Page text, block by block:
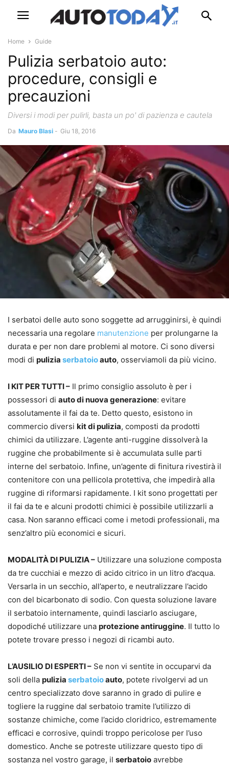
Home Guide
Pulizia serbatoio auto:
procedure, consigli e
precauzioni
Diversi i modi per pulirli, basta un po' di pazienza e cautela
Da Mauro Blasi - Giu 18, 2016
I serbatoi delle auto sono soggette ad arrugginirsi, è quindi
necessaria una regolare manutenzione per prolungarne la
durata e per non dare problemi al motore. Ci sono diversi
modi di pulizia serbatoioauto, osserviamoli da più vicino.
I KIT PER TUTTI – Il primo consiglio assoluto è per i
possessori di auto di nuova generazione: evitare
assolutamente il fai da te. Detto questo, esistono in
commercio diversi kit di pulizia, composti da prodotti
chimici da utilizzare. L’agente anti-ruggine dissolverà la
ruggine che probabilmente si è accumulata sulle parti
interne del serbatoio. Infine, un’agente di finitura rivestirà il
contenitore con una pellicola protettiva, che impedirà alla
ruggine di riformarsi rapidamente. I kit sono progettati per
il fai da te e alcuni prodotti chimici è possibile utilizzarli a
casa. Non saranno efficaci come i metodi professionali, ma
senz’altro più economici e sicuri.
MODALITÀ DI PULIZIA – Utilizzare una soluzione composta
da tre cucchiai e mezzo di acido citrico in un litro d’acqua.
Versarla in un secchio, all’aperto, e neutralizzare l’acido
con del bicarbonato di sodio. Con questa soluzione lavare
il serbatoio internamente, quindi lasciarlo asciugare,
dopodiché utilizzare una protezione antiruggine. Il tutto lo
potete trovare presso i negozi di ricambi auto.
L’AUSILIO DI ESPERTI – Se non vi sentite in occuparvi da
soli della pulizia serbatoioauto, potete rivolgervi ad un
centro specializzato dove saranno in grado di pulire e
togliere la ruggine dal serbatoio tramite l’utilizzo di
sostanze chimiche, come l’acido cloridrico, estremamente
efficaci e corrosive, quindi troppo pericolose per l’uso
domestico. Anche se potreste utilizzare questo tipo di
sostanza nel vostro garage, il serbatoio avrebbe